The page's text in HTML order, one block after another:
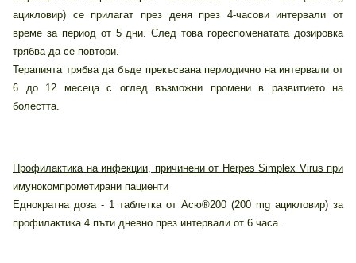
ацикловир) се прилагат през деня през 4-часови интервали от
време за период от 5 дни. След това гореспоменатата дозировка
трябва да се повтори.
Терапията трябва да бъде прекъсвана периодично на интервали от
6 до 12 месеца с оглед възможни промени в развитието на
болестта.
Профилактика на инфекции, причинени от Herpes Simplex Virus при
имунокомпрометирани пациенти
Еднократна доза - 1 таблетка от Асю®200 (200 mg ацикловир) за
профилактика 4 пъти дневно през интервали от 6 часа.